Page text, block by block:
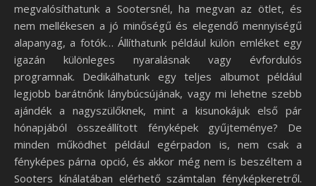
megvalósíthatunk a Sootersnél, ha megvan az ötlet, és
nem mellékesen a jó minőségű és elegendő mennyiségű
alapanyag, a fotók… Állíthatunk például külön emléket egy
igazán különleges nyaralásnak vagy évfordulós
programnak. Dedikálhatunk egy teljes albumot például
legjobb barátnőnk lánybúcsújának, vagy mi lehetne szebb
ajándék a nagyszülőknek, mint a kisunokájuk első pár
hónapjából összeállított fényképek gyűjteménye? De
minden működhet például egérpadon is, nem csak a
fényképes párna opció, és akkor még nem is beszéltem a
Sooters kínálatában elérhető számtalan fényképkeretről.